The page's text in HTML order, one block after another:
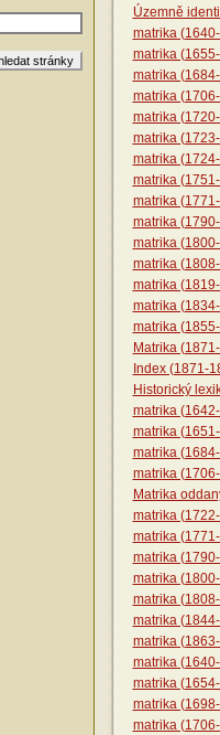
Územně
matrika
matrika
matrika
matrika
matrika
matrika
matrika
matrika
matrika
matrika
matrika
matrika
matrika
matrika
matrika
Matrika
Index (1871-
Historický
matrika
matrika
matrika
matrika
Matrika
matrika
matrika
matrika
matrika
matrika
matrika
matrika
matrika
matrika
matrika
matrika